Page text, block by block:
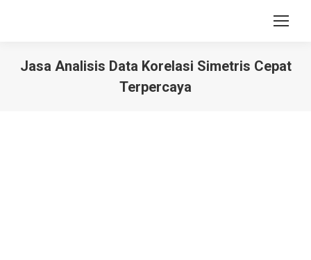
Jasa Analisis Data Korelasi Simetris Cepat
Terpercaya